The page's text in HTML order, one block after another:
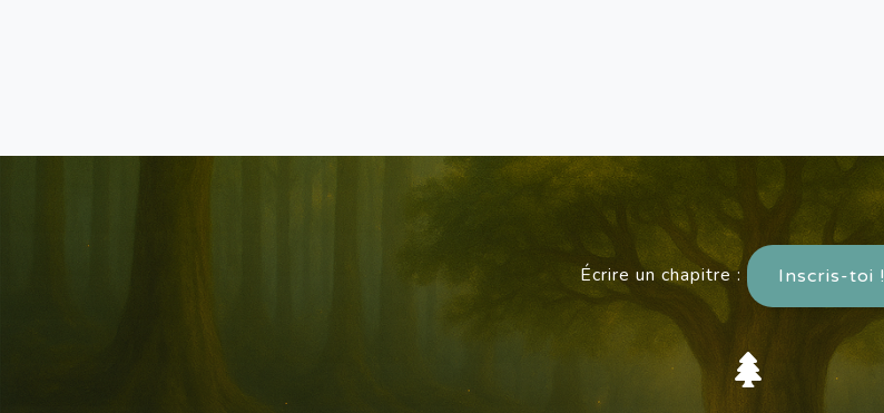
Écrire un chapitre : Inscris-toi !